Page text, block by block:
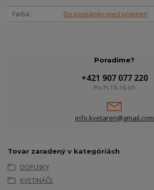
Farba Do poznámky uveď priemer!
Poradíme?
+421 907 077 220
Po-Pi 10-16:00
info.kvetaren@gmail.com
Tovar zaradený v kategóriách
DOPLNKY
KVETINÁČE